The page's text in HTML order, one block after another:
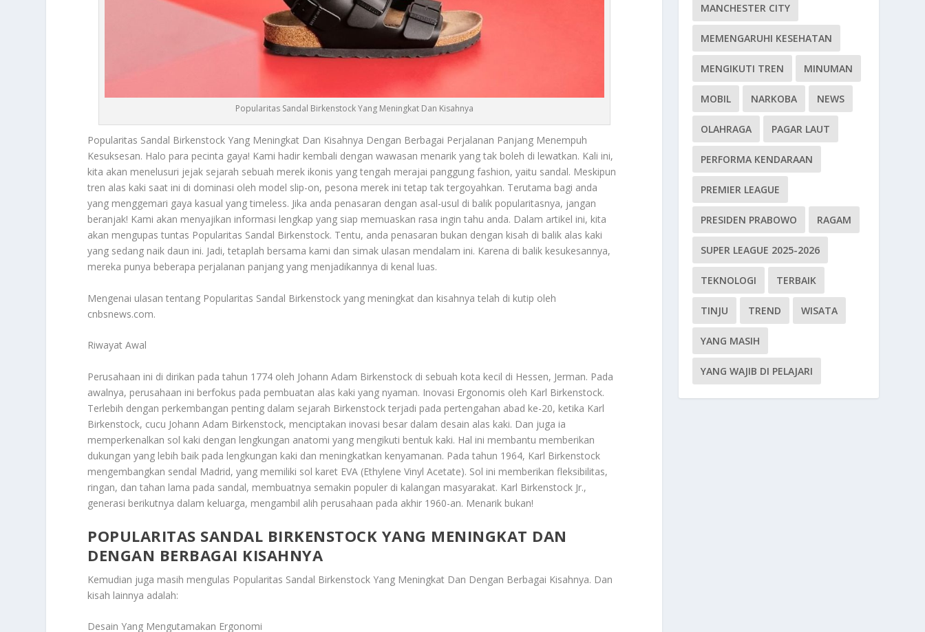
Popularitas Sandal Birkenstock Yang Meningkat Dan Kisahnya
Popularitas Sandal Birkenstock Yang Meningkat Dan Kisahnya Dengan Berbagai Perjalanan Panjang Menempuh
Kesuksesan. Halo para pecinta gaya! Kami hadir kembali dengan wawasan menarik yang tak boleh di lewatkan. Kali ini,
kita akan menelusuri jejak sejarah sebuah merek ikonis yang tengah merajai panggung fashion, yaitu sandal. Meskipun
tren alas kaki saat ini di dominasi oleh model slip-on, pesona merek ini tetap tak tergoyahkan. Terutama bagi anda
yang menggemari gaya kasual yang timeless. Jika anda penasaran dengan asal-usul di balik popularitasnya, jangan
beranjak! Kami akan menyajikan informasi lengkap yang siap memuaskan rasa ingin tahu anda. Dalam artikel ini, kita
akan mengupas tuntas Popularitas Sandal Birkenstock. Tentu, anda penasaran bukan dengan kisah di balik alas kaki
yang sedang naik daun ini. Jadi, tetaplah bersama kami dan simak ulasan mendalam ini. Karena di balik kesukesannya,
mereka punya beberapa perjalanan panjang yang menjadikannya di kenal luas.
Mengenai ulasan tentang Popularitas Sandal Birkenstock yang meningkat dan kisahnya telah di kutip oleh
cnbsnews.com.
Riwayat Awal
Perusahaan ini di dirikan pada tahun 1774 oleh Johann Adam Birkenstock di sebuah kota kecil di Hessen, Jerman. Pada
awalnya, perusahaan ini berfokus pada pembuatan alas kaki yang nyaman. Inovasi Ergonomis oleh Karl Birkenstock.
Terlebih dengan perkembangan penting dalam sejarah Birkenstock terjadi pada pertengahan abad ke-20, ketika Karl
Birkenstock, cucu Johann Adam Birkenstock, menciptakan inovasi besar dalam desain alas kaki. Dan juga ia
memperkenalkan sol kaki dengan lengkungan anatomi yang mengikuti bentuk kaki. Hal ini membantu memberikan
dukungan yang lebih baik pada lengkungan kaki dan meningkatkan kenyamanan. Pada tahun 1964, Karl Birkenstock
mengembangkan sendal Madrid, yang memiliki sol karet EVA (Ethylene Vinyl Acetate). Sol ini memberikan fleksibilitas,
ringan, dan tahan lama pada sandal, membuatnya semakin populer di kalangan masyarakat. Karl Birkenstock Jr.,
generasi berikutnya dalam keluarga, mengambil alih perusahaan pada akhir 1960-an. Menarik bukan!
POPULARITAS SANDAL BIRKENSTOCK YANG MENINGKAT DAN
DENGAN BERBAGAI KISAHNYA
Kemudian juga masih mengulas Popularitas Sandal Birkenstock Yang Meningkat Dan Dengan Berbagai Kisahnya. Dan
kisah lainnya adalah:
Desain Yang Mengutamakan Ergonomi
MANCHESTER CITY
MEMENGARUHI KESEHATAN
MENGIKUTI TREN MINUMAN
MOBIL NARKOBA NEWS
OLAHRAGA PAGAR LAUT
PERFORMA KENDARAAN
PREMIER LEAGUE
PRESIDEN PRABOWO RAGAM
SUPER LEAGUE 2025-2026
TEKNOLOGI TERBAIK
TINJU TREND WISATA
YANG MASIH
YANG WAJIB DI PELAJARI